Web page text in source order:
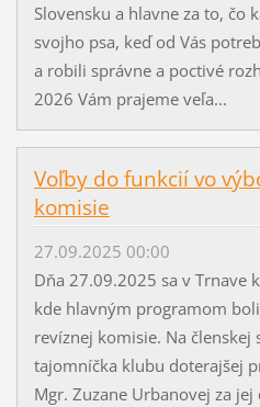
Slovensku a hlavne za to, čo
svojho psa, keď od Vás
a robili správne a poctivé
2026 Vám prajeme veľa...
Voľby do funkcií vo
komisie
27.09.2025 00:00
Dňa 27.09.2025 sa v Trnave
kde hlavným programom
revíznej komisie. Na členskej
tajomníčka klubu doterajšej
Mgr. Zuzane Urbanovej za